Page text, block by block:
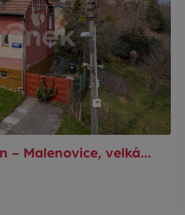
- Malenovice, velká…